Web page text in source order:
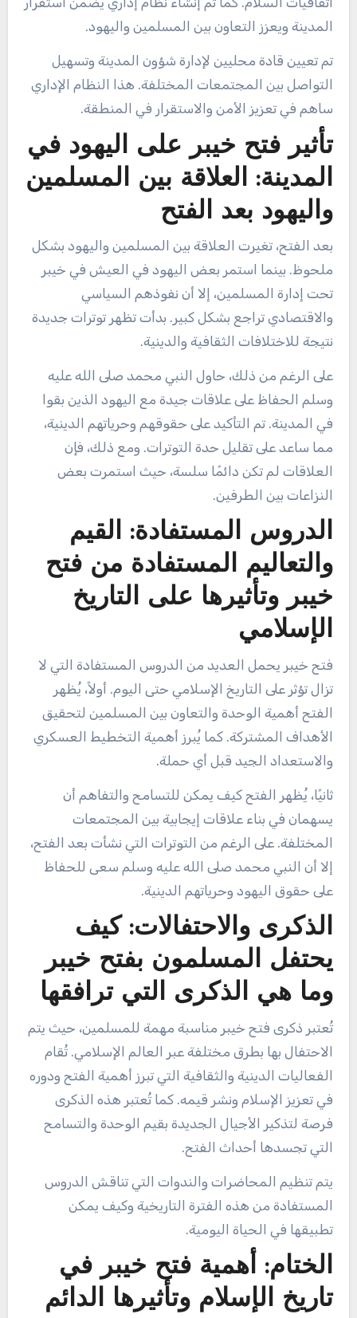
المدينة ويعزز التعاون بين المسلمين واليهود.
تم تعيين قادة محليين لإدارة شؤون المدينة وتسهيل
التواصل بين المجتمعات المختلفة. هذا النظام الإداري
ساهم في تعزيز الأمن والاستقرار في المنطقة.
تأثير فتح خيبر على اليهود في
المدينة: العلاقة بين المسلمين
واليهود بعد الفتح
بعد الفتح، تغيرت العلاقة بين المسلمين واليهود بشكل
ملحوظ. بينما استمر بعض اليهود في العيش في خيبر
تحت إدارة المسلمين، إلا أن نفوذهم السياسي
والاقتصادي تراجع بشكل كبير. بدأت تظهر توترات جديدة
نتيجة للاختلافات الثقافية والدينية.
على الرغم من ذلك، حاول النبي محمد صلى الله عليه
وسلم الحفاظ على علاقات جيدة مع اليهود الذين بقوا
في المدينة. تم التأكيد على حقوقهم وحرياتهم الدينية،
مما ساعد على تقليل حدة التوترات. ومع ذلك، فإن
العلاقات لم تكن دائمًا سلسة، حيث استمرت بعض
النزاعات بين الطرفين.
الدروس المستفادة: القيم
والتعاليم المستفادة من فتح
خيبر وتأثيرها على التاريخ
الإسلامي
فتح خيبر يحمل العديد من الدروس المستفادة التي لا
تزال تؤثر على التاريخ الإسلامي حتى اليوم. أولاً، يُظهر
الفتح أهمية الوحدة والتعاون بين المسلمين لتحقيق
الأهداف المشتركة. كما يُبرز أهمية التخطيط العسكري
والاستعداد الجيد قبل أي حملة.
ثانيًا، يُظهر الفتح كيف يمكن للتسامح والتفاهم أن
يسهمان في بناء علاقات إيجابية بين المجتمعات
المختلفة. على الرغم من التوترات التي نشأت بعد الفتح،
إلا أن النبي محمد صلى الله عليه وسلم سعى للحفاظ
على حقوق اليهود وحرياتهم الدينية.
الذكرى والاحتفالات: كيف
يحتفل المسلمون بفتح خيبر
وما هي الذكرى التي ترافقها
تُعتبر ذكرى فتح خيبر مناسبة مهمة للمسلمين، حيث يتم
الاحتفال بها بطرق مختلفة عبر العالم الإسلامي. تُقام
الفعاليات الدينية والثقافية التي تبرز أهمية الفتح ودوره
في تعزيز الإسلام ونشر قيمه. كما تُعتبر هذه الذكرى
فرصة لتذكير الأجيال الجديدة بقيم الوحدة والتسامح
التي تجسدها أحداث الفتح.
يتم تنظيم المحاضرات والندوات التي تناقش الدروس
المستفادة من هذه الفترة التاريخية وكيف يمكن
تطبيقها في الحياة اليومية.
الختام: أهمية فتح خيبر في
تاريخ الإسلام وتأثيرها الدائم